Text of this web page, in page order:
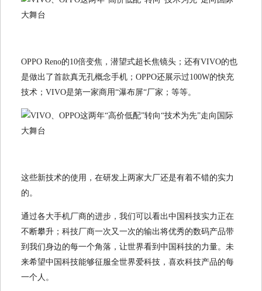
OPPO Reno的10倍变焦，潜望式超长焦镜头；还有VIVO的也
是做出了首款真无孔概念手机；OPPO还展示过100W的快充
技术；VIVO是第一家商用“瀑布屏“厂家；等等。
这些新技术的使用，在研发上两家大厂还是有着不错的实力
的。
通过各大手机厂商的进步，我们可以看出中国科技实力正在
不断攀升；科技厂商一次又一次的输出将优秀的数码产品带
到我们身边的每一个角落，让世界看到中国科技的力量。未
来希望中国科技能够征服全世界爱科技，喜欢科技产品的每
一个人。